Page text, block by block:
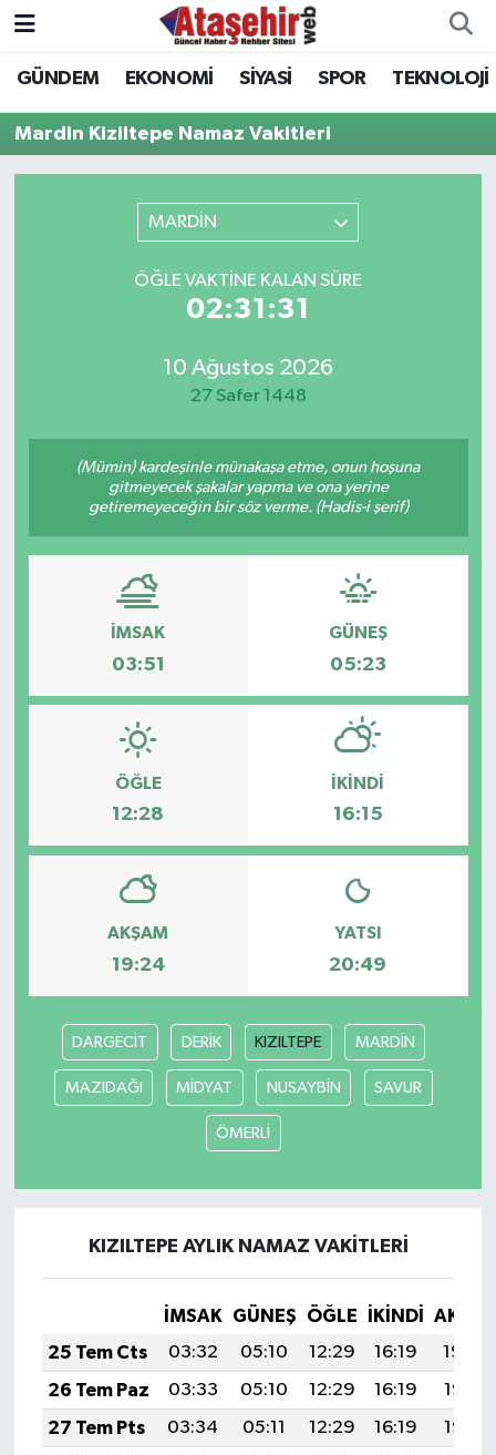
GÜNDEM EKONOMİ SİYASİ SPOR TEKNOLOJİ
Mardin Kiziltepe Namaz Vakitleri
MARDİN
ÖĞLE VAKTINE KALAN SÜRE
02:31:31
10 Ağustos 2026
27 Safer 1448
(Mümin) kardeşinle münakaşa etme, onun hoşuna
gitmeyecek şakalar yapma ve ona yerine
getiremeyeceğin bir söz verme. (Hadis-i şerif)
İMSAK
03:51
GÜNEŞ
05:23
ÖĞLE
12:28
İKINDI
16:15
AKŞAM
19:24
YATSI
20:49
DARGECİT DERİK KIZILTEPE MARDİN
MAZIDAĞI MİDYAT NUSAYBİN SAVUR
ÖMERLİ
KIZILTEPE AYLIK NAMAZ VAKITLERI
İMSAK GÜNEŞ ÖĞLE İKINDI
25 Tem Cts
03:32 05:10 12:29 16:19
19:39
26 Tem Paz
03:33 05:10 12:29 16:19
19:38
27 Tem Pts
03:34 05:11 12:29 16:19
19:37
Hava Durumu
Trafik Durumu
Son Dakika Haberleri
Haber Arşivi